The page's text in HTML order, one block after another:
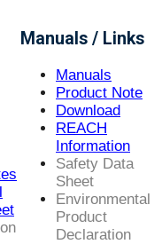
Manuals / Links
Manuals
Product Note
Download
REACH
Information
Safety Data
Sheet
Environmental
Product
Declaration